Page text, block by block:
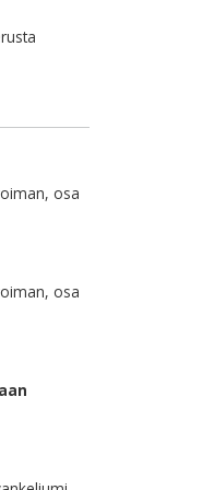
osa
osa